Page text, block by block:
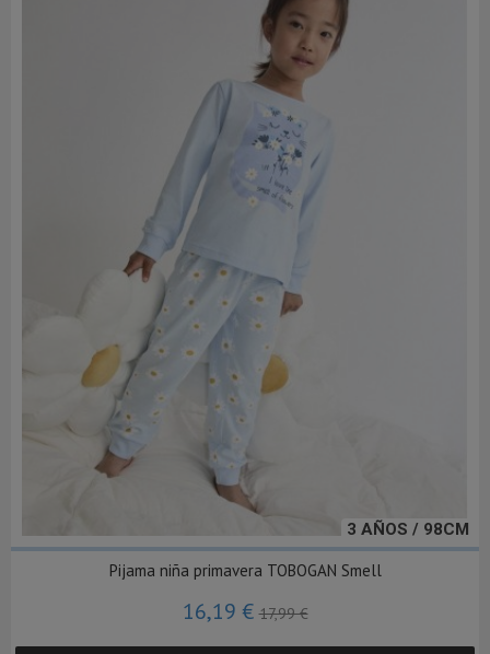
3 AÑOS / 98CM
Pijama niña primavera TOBOGAN Smell
16,19 €17,99 €